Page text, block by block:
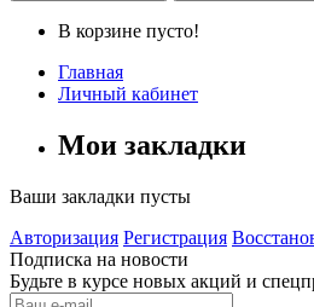
В корзине пусто!
Главная
Личный кабинет
Мои закладки
Ваши закладки пусты
Авторизация Регистрация
Подписка на новости
Будьте в курсе новых акций и